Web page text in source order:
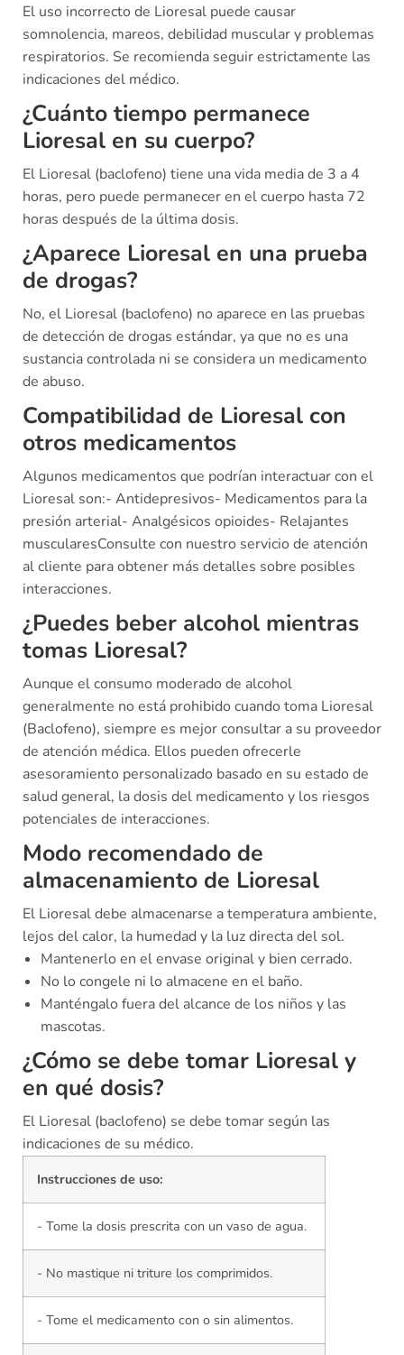
El uso incorrecto de Lioresal puede causar
somnolencia, mareos, debilidad muscular y problemas
respiratorios. Se recomienda seguir estrictamente las
indicaciones del médico.
¿Cuánto tiempo permanece
Lioresal en su cuerpo?
El Lioresal (baclofeno) tiene una vida media de 3 a 4
horas, pero puede permanecer en el cuerpo hasta 72
horas después de la última dosis.
¿Aparece Lioresal en una prueba
de drogas?
No, el Lioresal (baclofeno) no aparece en las pruebas
de detección de drogas estándar, ya que no es una
sustancia controlada ni se considera un medicamento
de abuso.
Compatibilidad de Lioresal con
otros medicamentos
Algunos medicamentos que podrían interactuar con el
Lioresal son:- Antidepresivos- Medicamentos para la
presión arterial- Analgésicos opioides- Relajantes
muscularesConsulte con nuestro servicio de atención
al cliente para obtener más detalles sobre posibles
interacciones.
¿Puedes beber alcohol mientras
tomas Lioresal?
Aunque el consumo moderado de alcohol
generalmente no está prohibido cuando toma Lioresal
(Baclofeno), siempre es mejor consultar a su proveedor
de atención médica. Ellos pueden ofrecerle
asesoramiento personalizado basado en su estado de
salud general, la dosis del medicamento y los riesgos
potenciales de interacciones.
Modo recomendado de
almacenamiento de Lioresal
El Lioresal debe almacenarse a temperatura ambiente,
lejos del calor, la humedad y la luz directa del sol.
Mantenerlo en el envase original y bien cerrado.
No lo congele ni lo almacene en el baño.
Manténgalo fuera del alcance de los niños y las
mascotas.
¿Cómo se debe tomar Lioresal y
en qué dosis?
El Lioresal (baclofeno) se debe tomar según las
indicaciones de su médico.
Instrucciones de uso:
- Tome la dosis prescrita con un vaso de agua.
- No mastique ni triture los comprimidos.
- Tome el medicamento con o sin alimentos.